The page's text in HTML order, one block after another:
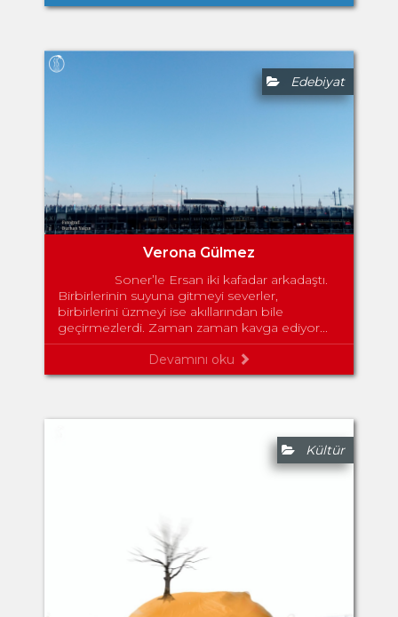
Edebiyat
Verona Gülmez
Soner’le Ersan iki kafadar arkadaştı.
Birbirlerinin suyuna gitmeyi severler,
birbirlerini üzmeyi ise akıllarından bile
geçirmezlerdi. Zaman zaman kavga ediyor...
Devamını oku
Kültür